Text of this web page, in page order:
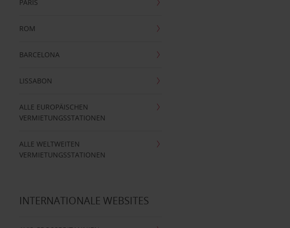
PARIS
ROM
BARCELONA
LISSABON
ALLE EUROPÄISCHEN
VERMIETUNGSSTATIONEN
ALLE WELTWEITEN
VERMIETUNGSSTATIONEN
INTERNATIONALE WEBSITES